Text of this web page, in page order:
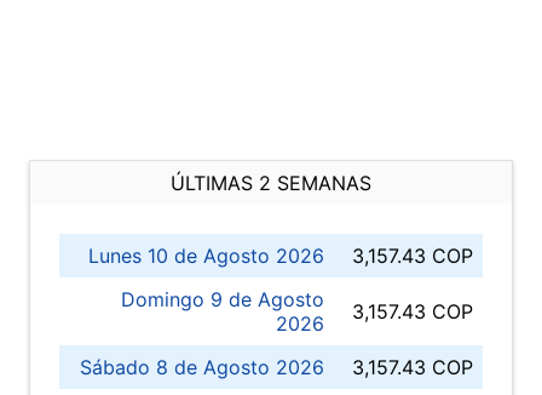
ÚLTIMAS 2 SEMANAS
Lunes 10 de Agosto 2026
3,157.43 COP
Domingo 9 de Agosto
2026
3,157.43 COP
Sábado 8 de Agosto 2026
3,157.43 COP